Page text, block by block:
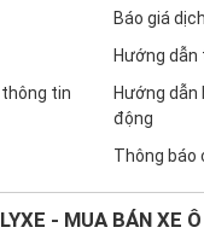
tin
Báo giá
Hướng
Hướng
động
Thông báo
- MUA BÁN XE